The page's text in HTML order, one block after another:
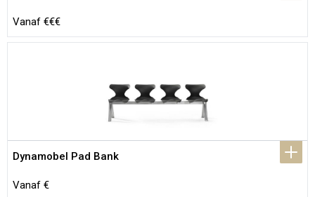
Vanaf €€€
Dynamobel Pad Bank
Vanaf €